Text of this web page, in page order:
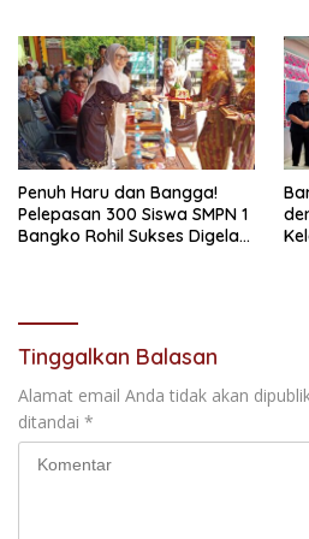
Penuh Haru dan Bangga!
Pelepasan 300 Siswa SMPN 1
Bangko Rohil Sukses Digelar,
Tinggalkan Balasan
Alamat email Anda tidak akan
ditandai *